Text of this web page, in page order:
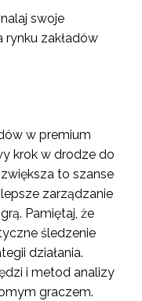
swoje
rynku zakładów
w premium
krok w drodze do
to szanse
zarządzanie
Pamiętaj, że
śledzenie
działania.
i metod analizy
graczem.